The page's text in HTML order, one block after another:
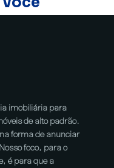
imobiliária para
de alto padrão.
forma de anunciar
foco, para o
é para que a